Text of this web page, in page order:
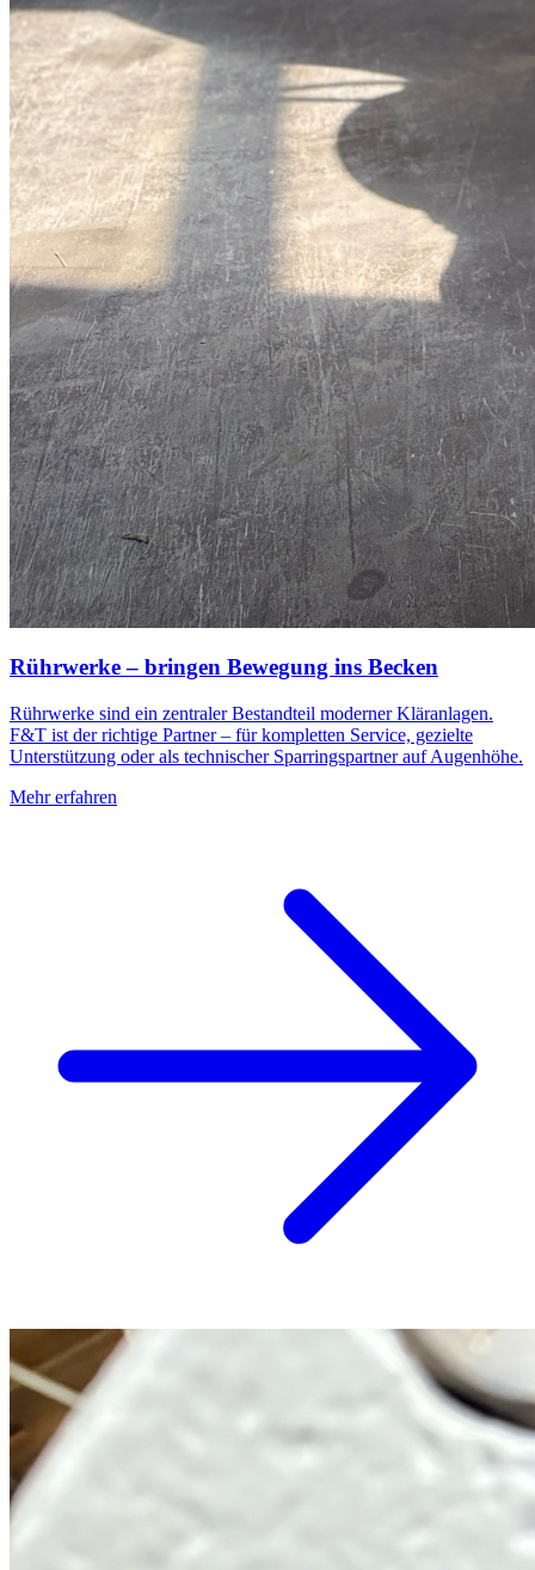
Rührwerke – bringen Bewegung ins Becken
Rührwerke sind ein zentraler Bestandteil moderner Kläranlagen.
F&T ist der richtige Partner – für kompletten Service, gezielte
Unterstützung oder als technischer Sparringspartner auf Augenhöhe.
Mehr erfahren